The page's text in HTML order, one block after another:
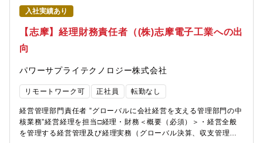
計処理、回収支払管理等）・収支管理（事業計画、予測管理、実
績管理）・売価見積り管理・その他経営全般の付随業務【この仕
事の魅力】・経営幹部を支える重要な仕事であり、やりがいを持
って取り組める□人事総務＜概要（必須）＞・人事総務業務全般の
統括・経営戦略に基づいた人材戦略の立案・実行・社員が安心し
業務全般（採用計画立案、母集団形成、面接対応、内定者フォロ
ー）・人事制度の企画・運用（評価制度・報酬制度・等級制
度）・労務管理（勤怠管理、給与関連、労働法対応、コンプライ
ト育成等）・オフィス・施設管理および職場環境の整備・その他
総務業務全般【この仕事の魅力】・人と関わりながら、採用・育
成・制度づくりを通じて会社の成長に貢献できること・社員が安
入社実績あり
【志摩】経理財務責任者（(株)志摩電子工業への出
向
パワーサプライテクノロジー株式会社
リモートワーク可 正社員 転勤なし
経営管理部門責任者 ”グローバルに会社経営を支える管理部門の中
核業務”経営経理を担当□経理・財務＜概要（必須）＞・経営全般
を管理する経営管理及び経理実務（グローバル決算、収支管理、